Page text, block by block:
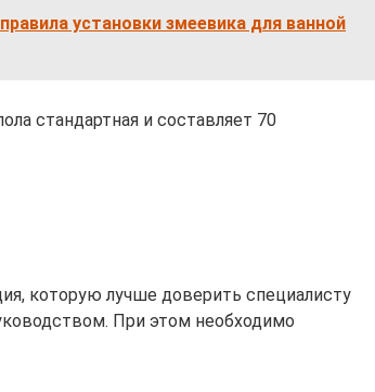
установки змеевика для ванной
стандартная и составляет 70
которую лучше доверить специалисту
При этом необходимо